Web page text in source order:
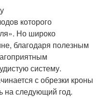
которого
Но широко
благодаря полезным
систему.
с обрезки кроны
на следующий год.